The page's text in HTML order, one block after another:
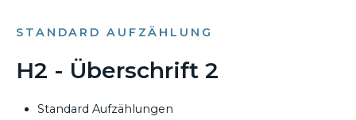
STANDARD AUFZÄHLUNG
H2 - Überschrift 2
Standard Aufzählungen